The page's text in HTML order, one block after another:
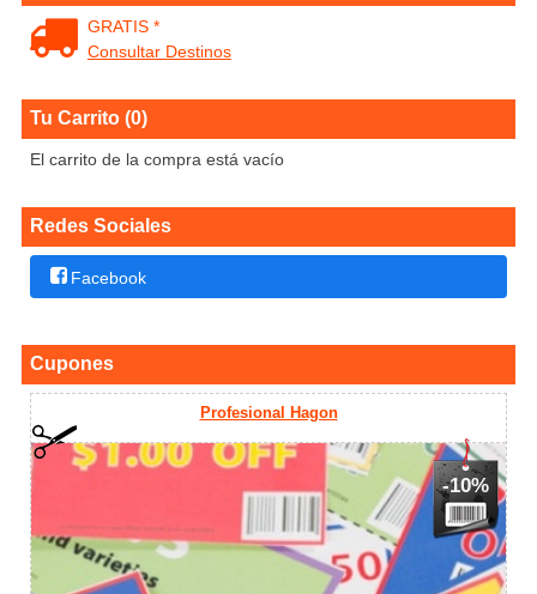
GRATIS *
Consultar Destinos
Tu Carrito (0)
El carrito de la compra está vacío
Redes Sociales
Facebook
Cupones
Profesional Hagon
-10%